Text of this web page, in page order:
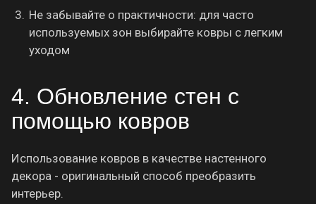
Не забывайте о практичности: для часто
используемых зон выбирайте ковры с легким
уходом
4. Обновление стен с
помощью ковров
Использование ковров в качестве настенного
декора - оригинальный способ преобразить
интерьер.